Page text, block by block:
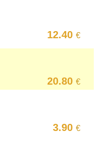
12.40€
20.80€
3.90€